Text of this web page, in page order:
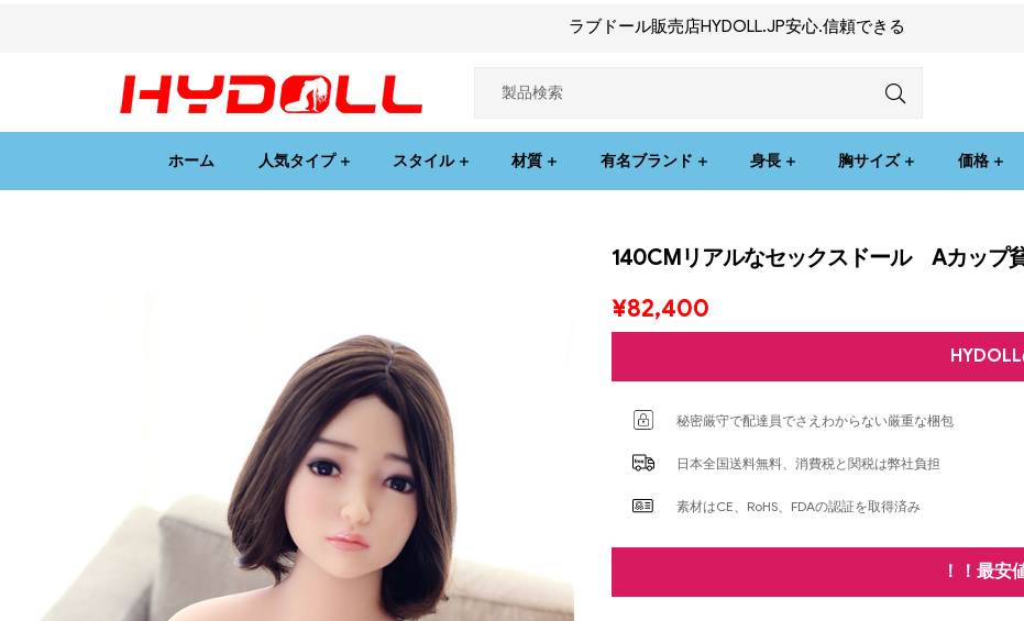
ラブドール販売店HYDOLL.JP安心.信頼できる
ホーム 人気タイプ スタイル 材質 有名ブランド 身長 胸サイズ 価格
140CMリアルなセックスドール Aカップ
¥82,400
秘密厳守で配達員でさえわからない厳重な梱包
日本全国送料無料、消費税と関税は弊社負担
素材はCE、RoHS、FDAの認証を取得済み
！！最安